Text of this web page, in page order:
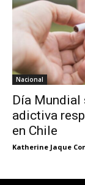
Nacional
Día Mundial
adictiva
en Chile
Katherine Jaque